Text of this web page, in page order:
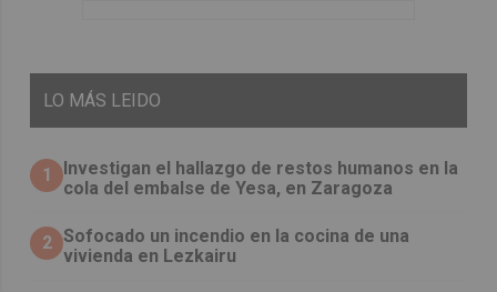
LO MÁS LEIDO
1
Investigan el hallazgo de restos humanos en la
cola del embalse de Yesa, en Zaragoza
2 Sofocado un incendio en la cocina de una
vivienda en Lezkairu